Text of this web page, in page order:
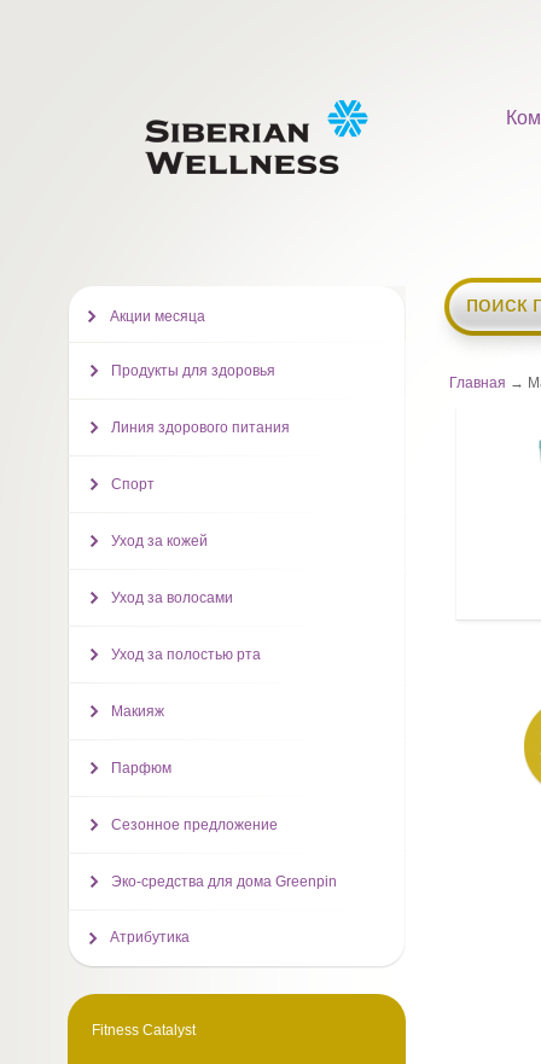
поиск
Главная →
Акции месяца
Продукты для здоровья
Линия здорового питания
Спорт
Уход за кожей
Уход за волосами
Уход за полостью рта
Макияж
Парфюм
Сезонное предложение
Эко-средства для дома Greenpin
Атрибутика
Fitness Catalyst